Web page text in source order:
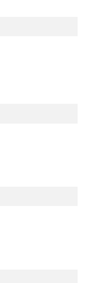
la inestabilidad